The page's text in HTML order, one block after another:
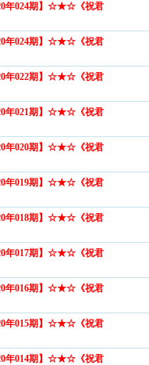
024期】☆★☆《祝君
024期】☆★☆《祝君
022期】☆★☆《祝君
021期】☆★☆《祝君
020期】☆★☆《祝君
019期】☆★☆《祝君
018期】☆★☆《祝君
017期】☆★☆《祝君
016期】☆★☆《祝君
015期】☆★☆《祝君
014期】☆★☆《祝君